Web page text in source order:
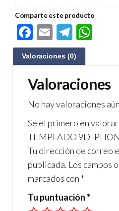
Comparte este producto
F
ac
e
b
o
o
k
E
m
ail
Te
le
gr
a
m
s
A
p
p
Valoraciones (0)
Valoraciones
No hay valoraciones
Sé el primero en valorar
TEMPLADO 9D
Tu dirección de correo
publicada. Los campos
marcados con *
Tu puntuación*